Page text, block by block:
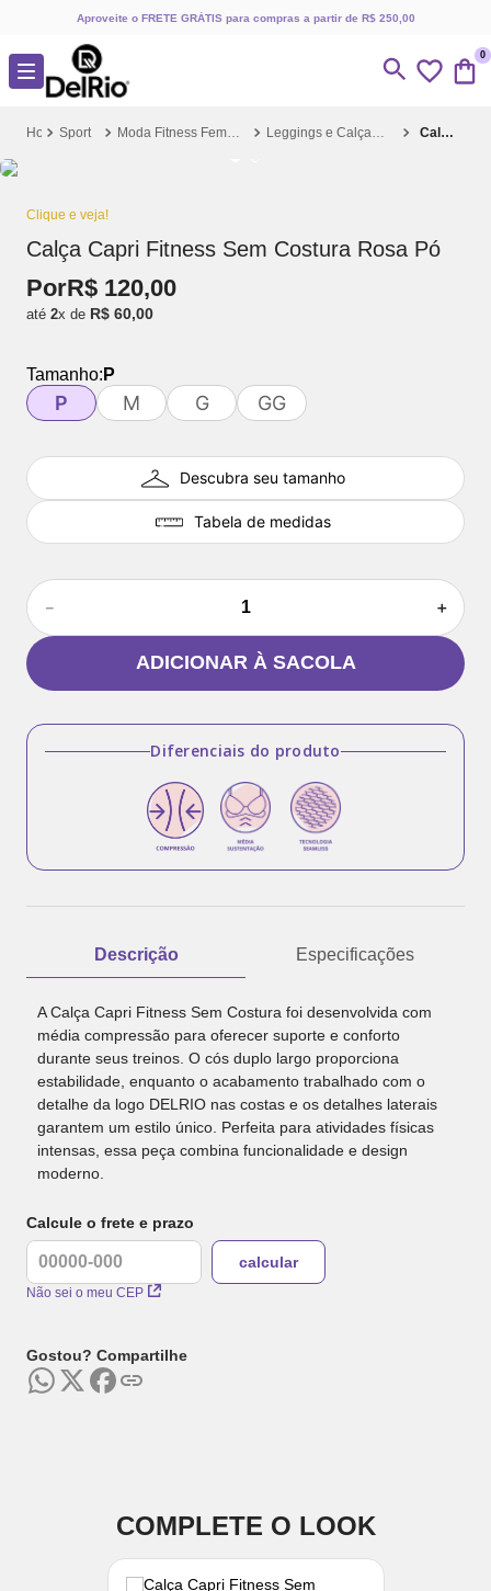
Aproveite o FRETE GRÁTIS para compras a partir de R$ 250,00
0
Sport Moda Fitness Feminina Leggings e Calças Fitness Calça Capri Fitness Sem Costura Rosa Pó
Clique e veja!
Calça Capri Fitness Sem Costura Rosa Pó
PorR$ 120,00
até 2x de R$ 60,00
Tamanho: P
P M G GG
Descubra seu tamanho
Tabela de medidas
＋
－
ADICIONAR À SACOLA
Diferenciais do produto
Descrição Especificações
A Calça Capri Fitness Sem Costura foi desenvolvida com
média compressão para oferecer suporte e conforto
durante seus treinos. O cós duplo largo proporciona
estabilidade, enquanto o acabamento trabalhado com o
detalhe da logo DELRIO nas costas e os detalhes laterais
garantem um estilo único. Perfeita para atividades físicas
intensas, essa peça combina funcionalidade e design
moderno.
Calcule o frete e prazo
Não sei o meu CEP
Gostou? Compartilhe
COMPLETE O LOOK